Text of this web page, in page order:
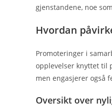
gjenstandene, noe
Hvordan
Promoteringer i
opplevelser knyttet til
men engasjerer også
Oversikt over